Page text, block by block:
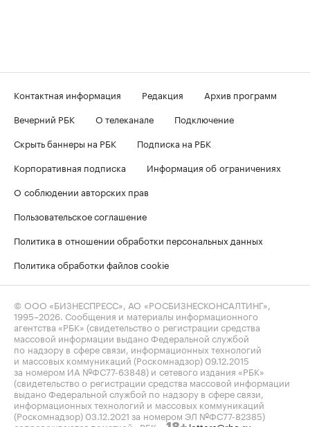
Контактная информация Редакция
Архив программ
Вечерний РБК
О телеканале
Подключение
Скрыть баннеры на РБК
Подписка на РБК
Корпоративная подписка
Информация об ограничениях
О соблюдении авторских прав
Пользовательское соглашение
Политика в отношении обработки персональных данных
Политика обработки файлов cookie
© ООО «БИЗНЕСПРЕСС», АО «РОСБИЗНЕСКОНСАЛТИНГ»,
1995–2026 . Сообщения и материалы информационного
агентства «РБК» (свидетельство о регистрации средства
массовой информации выдано Федеральной службой
по надзору в сфере связи, информационных технологий
и массовых коммуникаций (Роскомнадзор) 09.12.2015
за номером ИА №ФС77-63848) и сетевого издания «РБК»
(свидетельство о регистрации средства массовой информации
выдано Федеральной службой по надзору в сфере связи,
информационных технологий и массовых коммуникаций
(Роскомнадзор) 03.12.2021 за номером ЭЛ №ФС77-82385)